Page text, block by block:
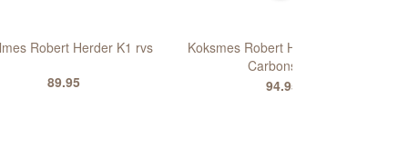
Robert Herder K1 rvs
89.95
Koksmes Robert Herder Santoku
Carbonstaal
94.95